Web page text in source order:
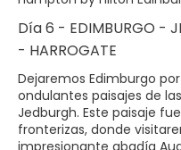
Día 6 - EDIMBURGO -
- HARROGATE
Dejaremos Edimburgo
ondulantes paisajes de
Jedburgh. Este paisaje
fronterizas, donde
impresionante abadía